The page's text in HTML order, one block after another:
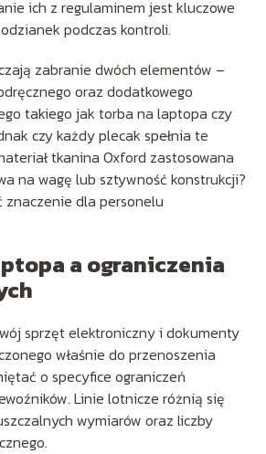
ich z regulaminem jest kluczowe
podczas kontroli.
zabranie dwóch elementów –
oraz dodatkowego
takiego jak torba na laptopa czy
czy każdy plecak spełnia te
tkanina Oxford zastosowana
na wagę lub sztywność konstrukcji?
znaczenie dla personelu
a ograniczenia
sprzęt elektroniczny i dokumenty
właśnie do przenoszenia
o specyfice ograniczeń
Linie lotnicze różnią się
wymiarów oraz liczby